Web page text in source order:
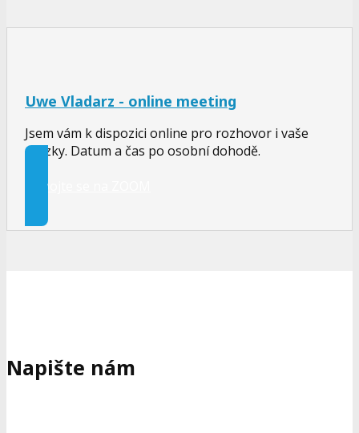
Uwe Vladarz - online meeting
Jsem vám k dispozici online pro rozhovor i vaše
otázky. Datum a čas po osobní dohodě.
Připojte se na ZOOM
Napište nám